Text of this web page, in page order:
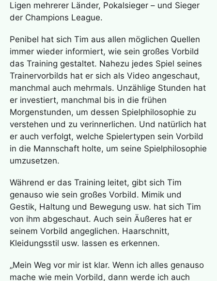
Ligen mehrerer Länder, Pokalsieger – und Sieger
der Champions League.
Penibel hat sich Tim aus allen möglichen Quellen
immer wieder informiert, wie sein großes Vorbild
das Training gestaltet. Nahezu jedes Spiel seines
Trainervorbilds hat er sich als Video angeschaut,
manchmal auch mehrmals. Unzählige Stunden hat
er investiert, manchmal bis in die frühen
Morgenstunden, um dessen Spielphilosophie zu
verstehen und zu verinnerlichen. Und natürlich hat
er auch verfolgt, welche Spielertypen sein Vorbild
in die Mannschaft holte, um seine Spielphilosophie
umzusetzen.
Während er das Training leitet, gibt sich Tim
genauso wie sein großes Vorbild. Mimik und
Gestik, Haltung und Bewegung usw. hat sich Tim
von ihm abgeschaut. Auch sein Äußeres hat er
seinem Vorbild angeglichen. Haarschnitt,
Kleidungsstil usw. lassen es erkennen.
„Mein Weg vor mir ist klar. Wenn ich alles genauso
mache wie mein Vorbild, dann werde ich auch